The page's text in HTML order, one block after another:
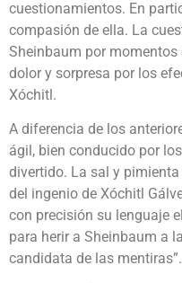
cuestionamientos. En
compasión de ella. La
Sheinbaum por
dolor y sorpresa por los
Xóchitl.
A diferencia de los
ágil, bien conducido por
divertido. La sal y
del ingenio de Xóchitl
con precisión su lenguaje
para herir a Sheinbaum a
candidata de las mentiras”.